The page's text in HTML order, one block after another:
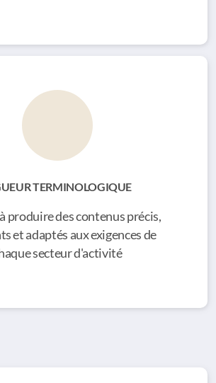
TERMINOLOGIQUE
produire des contenus précis,
et adaptés aux exigences de
secteur d'activité